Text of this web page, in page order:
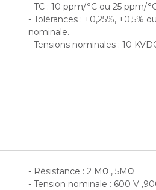
- TC : 10 ppm/°C ou 25 ppm/
- Tolérances : ±0,25%, ±0,5%
nominale.
- Tensions nominales : 10
- Résistance : 2 MΩ , 5MΩ
- Tension nominale : 600 V